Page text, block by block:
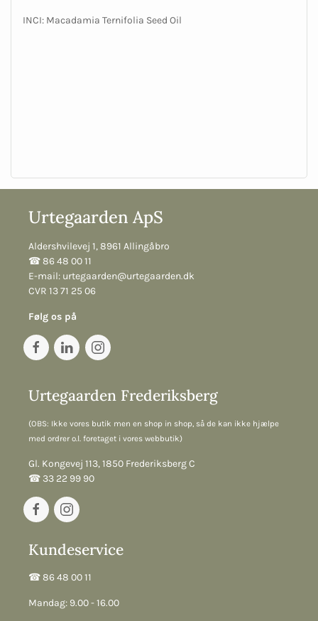
INCI: Macadamia Ternifolia Seed Oil
Urtegaarden ApS
Aldershvilevej 1, 8961 Allingåbro
☎︎ 86 48 00 11
E-mail: urtegaarden@urtegaarden.dk
CVR 13 71 25 06
Følg os på
Urtegaarden Frederiksberg
(OBS: Ikke vores butik men en shop in shop, så de kan ikke hjælpe
med ordrer o.l. foretaget i vores webbutik)
Gl. Kongevej 113, 1850 Frederiksberg C
☎︎ 33 22 99 90
Kundeservice
☎︎ 86 48 00 11
Mandag: 9.00 - 16.00